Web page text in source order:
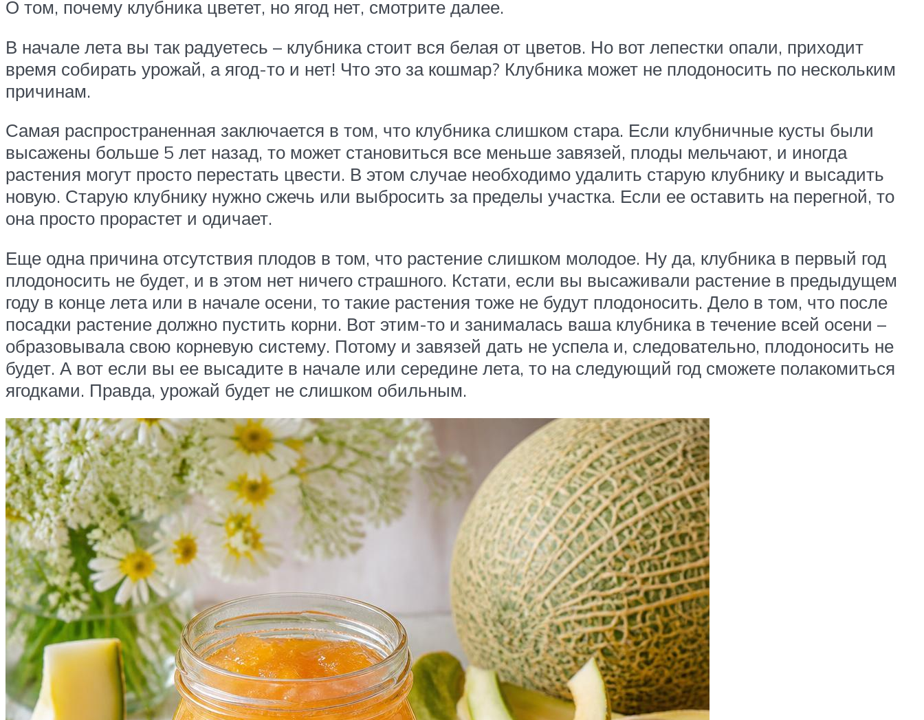
О том, почему клубника цветет, но ягод нет, смотрите далее.
В начале лета вы так радуетесь – клубника стоит вся белая от цветов. Но вот лепестки опали, приходит
время собирать урожай, а ягод-то и нет! Что это за кошмар? Клубника может не плодоносить по нескольким
причинам.
Самая распространенная заключается в том, что клубника слишком стара. Если клубничные кусты были
высажены больше 5 лет назад, то может становиться все меньше завязей, плоды мельчают, и иногда
растения могут просто перестать цвести. В этом случае необходимо удалить старую клубнику и высадить
новую. Старую клубнику нужно сжечь или выбросить за пределы участка. Если ее оставить на перегной, то
она просто прорастет и одичает.
Еще одна причина отсутствия плодов в том, что растение слишком молодое. Ну да, клубника в первый год
плодоносить не будет, и в этом нет ничего страшного. Кстати, если вы высаживали растение в предыдущем
году в конце лета или в начале осени, то такие растения тоже не будут плодоносить. Дело в том, что после
посадки растение должно пустить корни. Вот этим-то и занималась ваша клубника в течение всей осени –
образовывала свою корневую систему. Потому и завязей дать не успела и, следовательно, плодоносить не
будет. А вот если вы ее высадите в начале или середине лета, то на следующий год сможете полакомиться
ягодками. Правда, урожай будет не слишком обильным.